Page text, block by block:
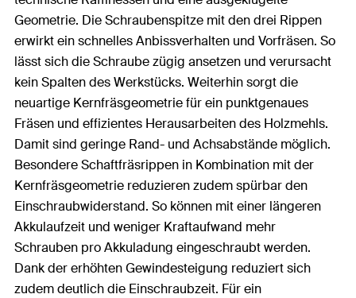
Geometrie. Die Schraubenspitze mit den drei Rippen
erwirkt ein schnelles Anbissverhalten und Vorfräsen. So
lässt sich die Schraube zügig ansetzen und verursacht
kein Spalten des Werkstücks. Weiterhin sorgt die
neuartige Kernfräsgeometrie für ein punktgenaues
Fräsen und effizientes Herausarbeiten des Holzmehls.
Damit sind geringe Rand- und Achsabstände möglich.
Besondere Schaftfräsrippen in Kombination mit der
Kernfräsgeometrie reduzieren zudem spürbar den
Einschraubwiderstand. So können mit einer längeren
Akkulaufzeit und weniger Kraftaufwand mehr
Schrauben pro Akkuladung eingeschraubt werden.
Dank der erhöhten Gewindesteigung reduziert sich
zudem deutlich die Einschraubzeit. Für ein